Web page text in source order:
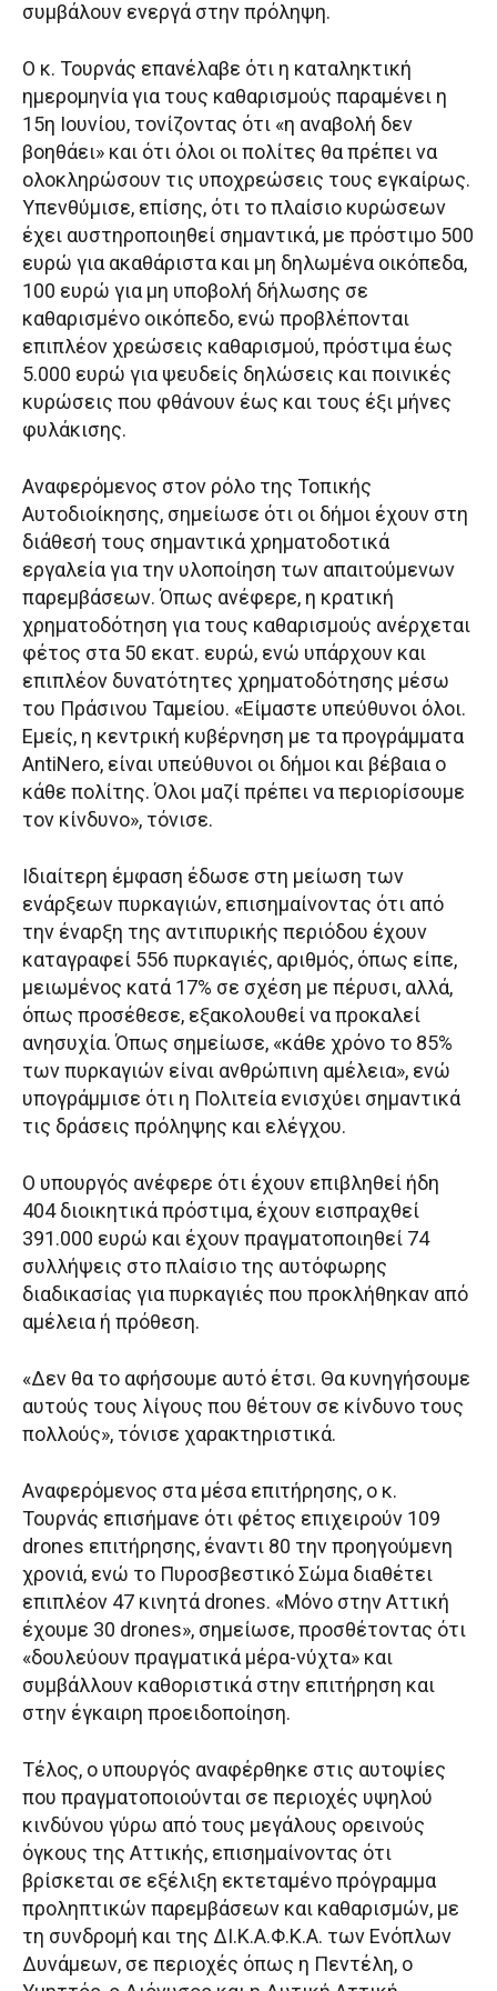
συμβάλουν ενεργά στην πρόληψη.
Ο κ. Τουρνάς επανέλαβε ότι η καταληκτική
ημερομηνία για τους καθαρισμούς παραμένει η
15η Ιουνίου, τονίζοντας ότι «η αναβολή δεν
βοηθάει» και ότι όλοι οι πολίτες θα πρέπει να
ολοκληρώσουν τις υποχρεώσεις τους εγκαίρως.
Υπενθύμισε, επίσης, ότι το πλαίσιο κυρώσεων
έχει αυστηροποιηθεί σημαντικά, με πρόστιμο 500
ευρώ για ακαθάριστα και μη δηλωμένα οικόπεδα,
100 ευρώ για μη υποβολή δήλωσης σε
καθαρισμένο οικόπεδο, ενώ προβλέπονται
επιπλέον χρεώσεις καθαρισμού, πρόστιμα έως
5.000 ευρώ για ψευδείς δηλώσεις και ποινικές
κυρώσεις που φθάνουν έως και τους έξι μήνες
φυλάκισης.
Αναφερόμενος στον ρόλο της Τοπικής
Αυτοδιοίκησης, σημείωσε ότι οι δήμοι έχουν στη
διάθεσή τους σημαντικά χρηματοδοτικά
εργαλεία για την υλοποίηση των απαιτούμενων
παρεμβάσεων. Όπως ανέφερε, η κρατική
χρηματοδότηση για τους καθαρισμούς ανέρχεται
φέτος στα 50 εκατ. ευρώ, ενώ υπάρχουν και
επιπλέον δυνατότητες χρηματοδότησης μέσω
του Πράσινου Ταμείου. «Είμαστε υπεύθυνοι όλοι.
Εμείς, η κεντρική κυβέρνηση με τα προγράμματα
AntiNero, είναι υπεύθυνοι οι δήμοι και βέβαια ο
κάθε πολίτης. Όλοι μαζί πρέπει να περιορίσουμε
τον κίνδυνο», τόνισε.
Ιδιαίτερη έμφαση έδωσε στη μείωση των
ενάρξεων πυρκαγιών, επισημαίνοντας ότι από
την έναρξη της αντιπυρικής περιόδου έχουν
καταγραφεί 556 πυρκαγιές, αριθμός, όπως είπε,
μειωμένος κατά 17% σε σχέση με πέρυσι, αλλά,
όπως προσέθεσε, εξακολουθεί να προκαλεί
ανησυχία. Όπως σημείωσε, «κάθε χρόνο το 85%
των πυρκαγιών είναι ανθρώπινη αμέλεια», ενώ
υπογράμμισε ότι η Πολιτεία ενισχύει σημαντικά
τις δράσεις πρόληψης και ελέγχου.
Ο υπουργός ανέφερε ότι έχουν επιβληθεί ήδη
404 διοικητικά πρόστιμα, έχουν εισπραχθεί
391.000 ευρώ και έχουν πραγματοποιηθεί 74
συλλήψεις στο πλαίσιο της αυτόφωρης
διαδικασίας για πυρκαγιές που προκλήθηκαν από
αμέλεια ή πρόθεση.
«Δεν θα το αφήσουμε αυτό έτσι. Θα κυνηγήσουμε
αυτούς τους λίγους που θέτουν σε κίνδυνο τους
πολλούς», τόνισε χαρακτηριστικά.
Αναφερόμενος στα μέσα επιτήρησης, ο κ.
Τουρνάς επισήμανε ότι φέτος επιχειρούν 109
drones επιτήρησης, έναντι 80 την προηγούμενη
χρονιά, ενώ το Πυροσβεστικό Σώμα διαθέτει
επιπλέον 47 κινητά drones. «Μόνο στην Αττική
έχουμε 30 drones», σημείωσε, προσθέτοντας ότι
«δουλεύουν πραγματικά μέρα-νύχτα» και
συμβάλλουν καθοριστικά στην επιτήρηση και
στην έγκαιρη προειδοποίηση.
Τέλος, ο υπουργός αναφέρθηκε στις αυτοψίες
που πραγματοποιούνται σε περιοχές υψηλού
κινδύνου γύρω από τους μεγάλους ορεινούς
όγκους της Αττικής, επισημαίνοντας ότι
βρίσκεται σε εξέλιξη εκτεταμένο πρόγραμμα
προληπτικών παρεμβάσεων και καθαρισμών, με
τη συνδρομή και της ΔΙ.Κ.Α.Φ.Κ.Α. των Ενόπλων
Δυνάμεων, σε περιοχές όπως η Πεντέλη, ο